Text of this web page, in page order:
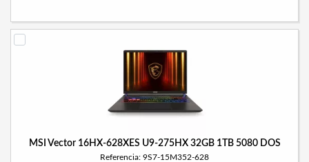
MSI Vector 16HX-628XES U9-275HX 32GB 1TB 5080 DOS
Referencia: 9S7-15M352-628